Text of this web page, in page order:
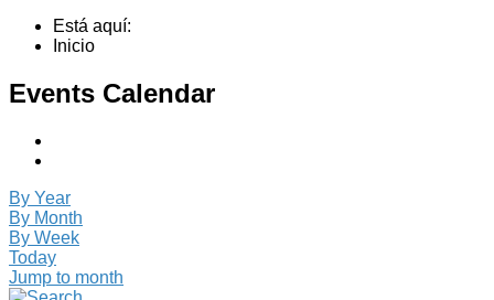
Está aquí:
Inicio
Events Calendar
By Year
By Month
By Week
Today
Jump to month